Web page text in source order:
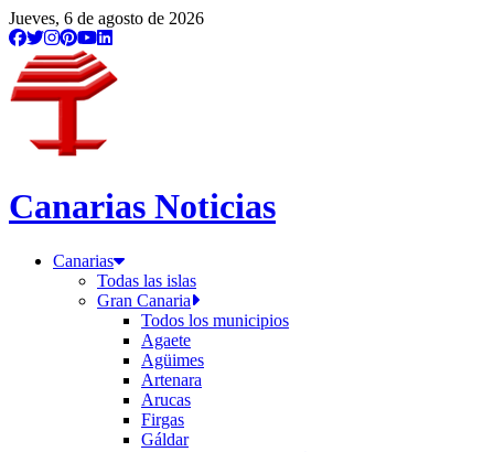
Jueves, 6 de agosto de 2026
Canarias Noticias
Canarias
Todas las islas
Gran Canaria
Todos los municipios
Agaete
Agüimes
Artenara
Arucas
Firgas
Gáldar